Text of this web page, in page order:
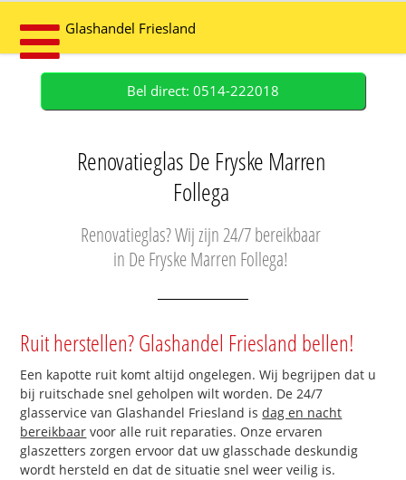
Glashandel Friesland
Bel direct: 0514-222018
Renovatieglas De Fryske Marren
Follega
Renovatieglas? Wij zijn 24/7 bereikbaar
in De Fryske Marren Follega!
Ruit herstellen? Glashandel Friesland bellen!
Een kapotte ruit komt altijd ongelegen. Wij begrijpen dat u
bij ruitschade snel geholpen wilt worden. De 24/7
glasservice van Glashandel Friesland isdag en nacht
bereikbaar voor alle ruit reparaties. Onze ervaren
glaszetters zorgen ervoor dat uw glasschade deskundig
wordt hersteld en dat de situatie snel weer veilig is.